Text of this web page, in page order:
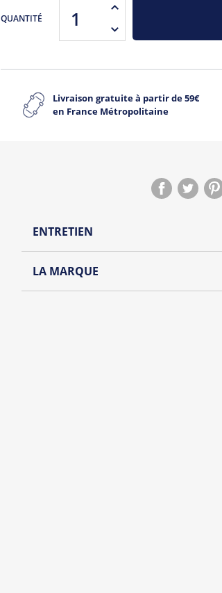
QUANTITÉ
Livraison gratuite à partir de 59€
en France Métropolitaine
ENTRETIEN
LA MARQUE